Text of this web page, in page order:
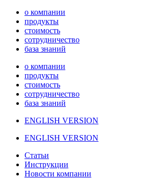
о компании
продукты
стоимость
сотрудничество
база знаний
о компании
продукты
стоимость
сотрудничество
база знаний
ENGLISH VERSION
ENGLISH VERSION
Статьи
Инструкции
Новости компании